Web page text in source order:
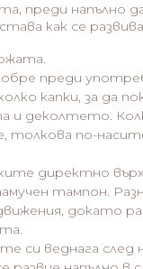
преди напълно
как се
преди
капки, за да
и деколтето.
толкова по-
директно
тампон.
докато
си веднага след